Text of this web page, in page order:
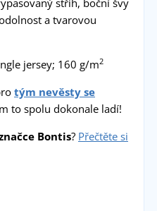
a tvarovou
jersey; 160 g/m2
tým nevěsty se
to spolu dokonale ladí!
Bontis? Přečtěte si